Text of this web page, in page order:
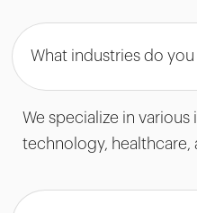
What industries do you
We specialize in
technology, healthcare,